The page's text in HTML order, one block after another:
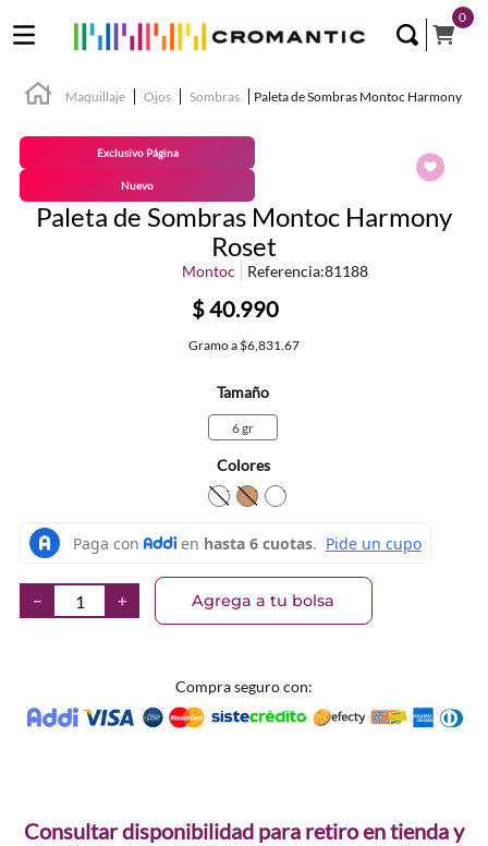
0
Maquillaje Ojos Sombras Paleta de Sombras Montoc Harmony
Exclusivo Página
Nuevo
Paleta de Sombras Montoc Harmony
Roset
Montoc Referencia:81188
$40.990
Gramoa $6,831.67
Tamaño
6 gr
Colores
TEXTURA_736372979841
TEXTURA_736372979834
TEXTURA_736372979827
＋
－ Agrega a tu bolsa
Compra seguro con:
Consultar disponibilidad para retiro en tienda y